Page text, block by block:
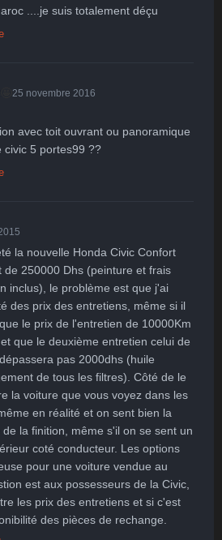
😄 🙂 😐
....je suis totalement déçu
25 novembre 2016
avec toit ouvrant ou panoramique
civic 5 portes99 ??
la nouvelle Honda Civic Confort
de 250000 Dhs (peinture et frais
inclus), le problème est que j'ai
des prix des entretiens, même si il
le prix de l'entretien de 10000Km
que le deuxième entretien celui de
pas 2000dhs (huile
de tous les filtres). Côté de le
la voiture que vous voyez dans les
en réalité et on sent bien la
la finition, même s'il on se sent un
coté conducteur. Les options
pour une voiture vendue au
est aux possesseurs de la Civic,
les prix des entretiens et si c'est
des pièces de rechange.